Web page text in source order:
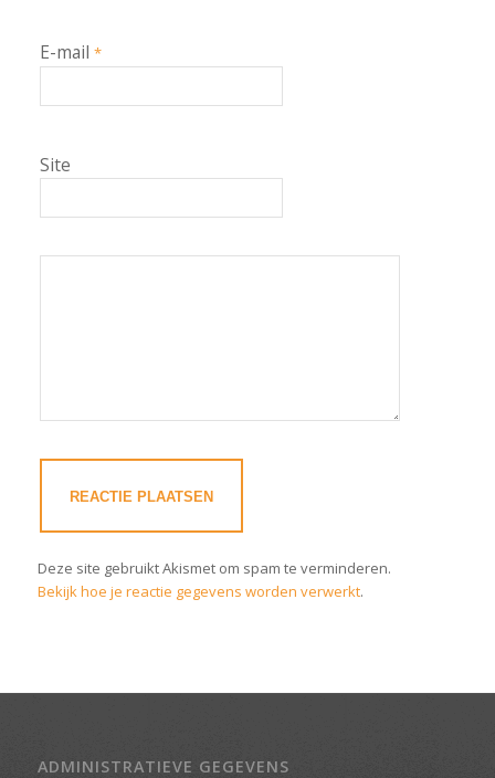
E-mail *
Site
Deze site gebruikt Akismet om spam te verminderen.
Bekijk hoe je reactie gegevens worden verwerkt.
ADMINISTRATIEVE GEGEVENS